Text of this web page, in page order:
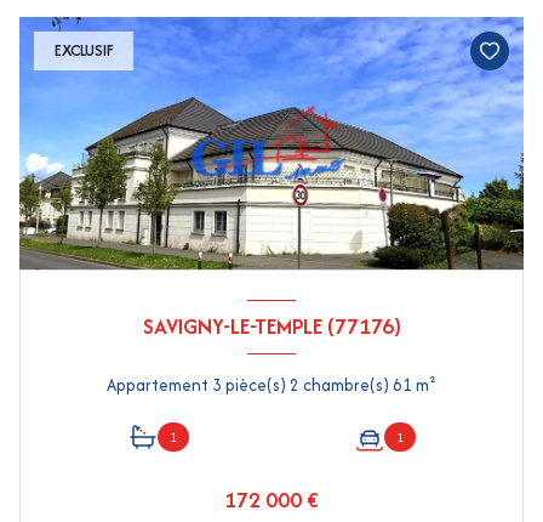
EXCLUSIF
SAVIGNY-LE-TEMPLE (77176)
Appartement 3 pièce(s) 2 chambre(s) 61 m²
1 1
172 000 €